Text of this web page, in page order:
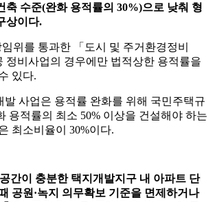
축 수준(완화 용적률의 30%)으로 낮춰 형
상이다.
위를 통과한 「도시 및 주거환경정비
정비사업의 경우에만 법적상한 용적률을
있다.
발 사업은 용적률 완화를 위해 국민주택규
용적률의 최소 50% 이상을 건설해야 하는
최소비율이 30%이다.
간이 충분한 택지개발지구 내 아파트 단
공원 ·녹지 의무확보 기준을 면제하거나